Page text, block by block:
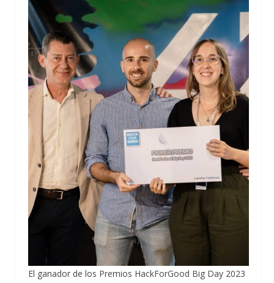
El ganador de los Premios HackForGood Big Day 2023